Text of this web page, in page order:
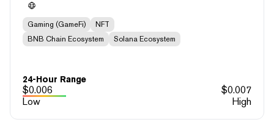
Gaming (GameFi)
NFT
BNB Chain Ecosystem
Solana Ecosystem
24-Hour Range
$0.006 $0.007
Low
High